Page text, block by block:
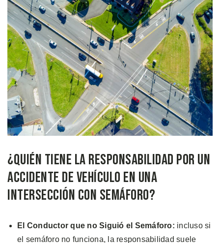
¿Quién Tiene la Responsabilidad por un
Accidente de Vehículo en una
Intersección con Semáforo?
El Conductor que no Siguió el Semáforo: incluso si
el semáforo no funciona, la responsabilidad suele